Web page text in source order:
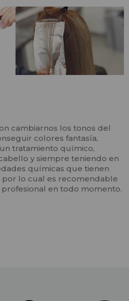
cambiarnos los tonos del
colores fantasía,
tratamiento químico,
y siempre teniendo en
químicas que tienen
lo cual es recomendable
en todo momento.